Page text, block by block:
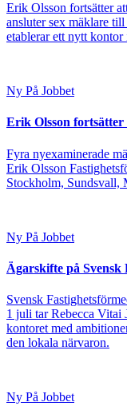
Erik Olsson fortsätter
ansluter sex mäklare
etablerar ett nytt
Ny På Jobbet
Erik Olsson
Fyra nyexaminerade
Erik Olsson
Stockholm, Sundsvall,
Ny På Jobbet
Ägarskifte på Svensk
Svensk
1 juli tar Rebecca Vitai
kontoret med
den lokala närvaron.
Ny På Jobbet